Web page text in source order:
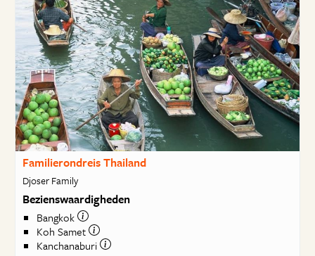
Familierondreis Thailand
Djoser Family
Bezienswaardigheden
Bangkok
Koh Samet
Kanchanaburi